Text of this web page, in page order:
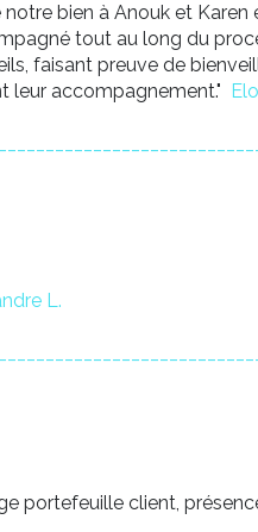
bien à Anouk et
tout au long du
faisant preuve de
leur accompagnement."
L.
portefeuille client,